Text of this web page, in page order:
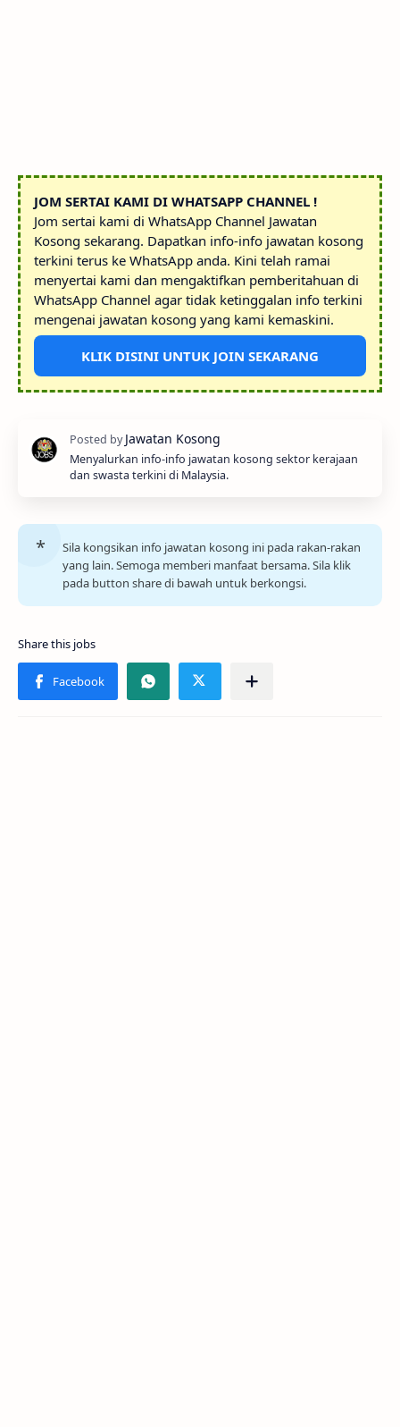
JOM SERTAI KAMI DI WHATSAPP CHANNEL !
Jom sertai kami di WhatsApp Channel Jawatan
Kosong sekarang. Dapatkan info-info jawatan kosong
terkini terus ke WhatsApp anda. Kini telah ramai
menyertai kami dan mengaktifkan pemberitahuan di
WhatsApp Channel agar tidak ketinggalan info terkini
mengenai jawatan kosong yang kami kemaskini.
KLIK DISINI UNTUK JOIN SEKARANG
Menyalurkan info-info jawatan kosong sektor kerajaan
dan swasta terkini di Malaysia.
Sila kongsikan info jawatan kosong ini pada rakan-rakan
yang lain. Semoga memberi manfaat bersama. Sila klik
pada button share di bawah untuk berkongsi.